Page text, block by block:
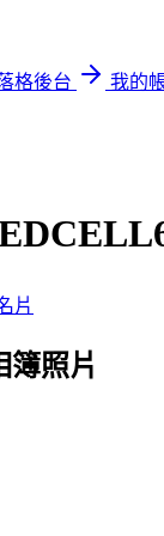
格後台
我的
片
簿照片